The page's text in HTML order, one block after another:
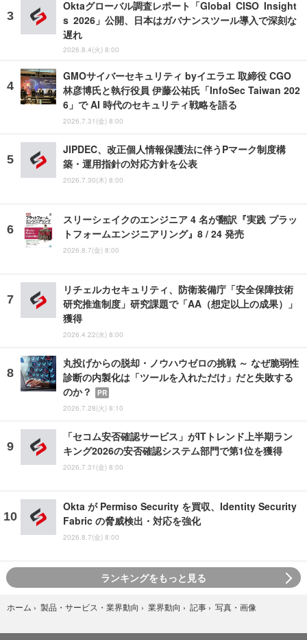
Oktaグローバル調査レポート「Global CISO Insight
s 2026」公開、日本はガバナンスツール導入で深刻な
遅れ
2026.8.4(火) 8:00
GMOサイバーセキュリティ byイエラエ 取締役 CGO
林彦博氏と執行役員 伊藤公祐氏「InfoSec Taiwan 202
6」で AI 時代のセキュリティ戦略を語る
2026.7.31(金) 8:00
JIPDEC、改正個人情報保護法に伴うPマーク制度構
築・運用指針の対応方針を公表
2026.7.30(木) 8:00
スリーシェイクのエンジニア 4 名が翻訳『実践 プラッ
トフォームエンジニアリング』8 / 24 発売
2026.8.7(金) 8:00
リチェルカセキュリティ、防衛装備庁「安全保障技術
研究推進制度」研究課題で「AA（想定以上の成果）」
獲得
2026.4.22(水) 8:00
丸投げからの脱却・ノウハウゼロの挑戦 ～ なぜ脆弱性
診断の内製化は「ツールを入れただけ」だと失敗する
のか？
PR
2026.7.28(火) 8:10
「セコム安否確認サービス」がITトレンド上半期ラン
キング2026の安否確認システム部門で第1位を獲得
2026.7.31(金) 8:00
Okta が Permiso Security を買収、Identity Security
Fabric の脅威検出・対応を強化
2026.8.7(金) 8:00
ランキングをもっと見る
ホーム › 製品・サービス・業界動向 › 業界動向 › 記事 › 写真・画像